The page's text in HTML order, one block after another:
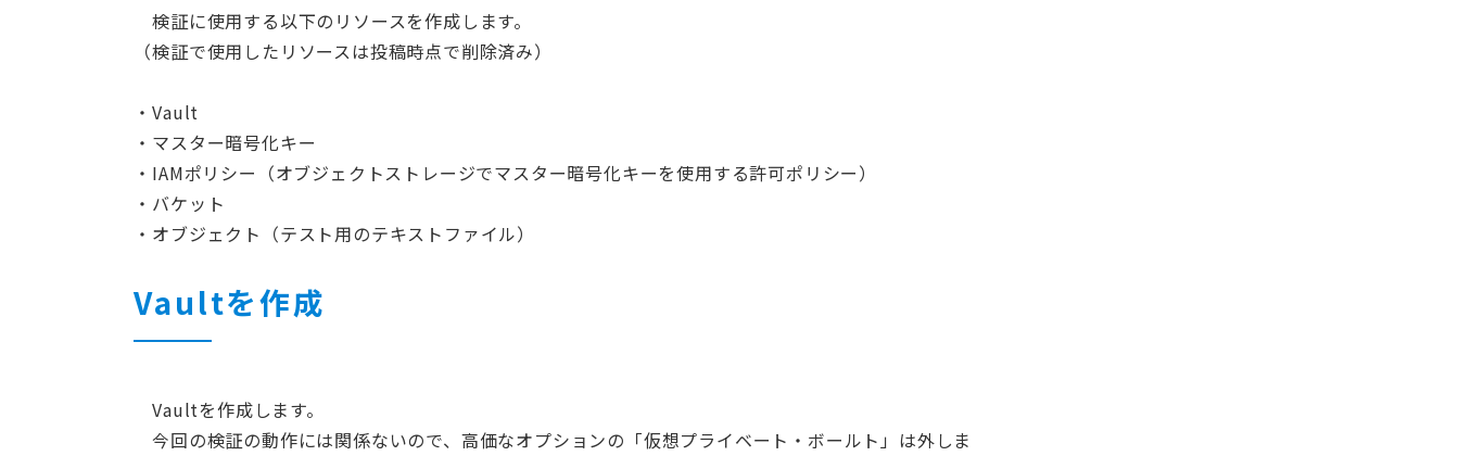
検証に使用する以下のリソースを作成します。
（検証で使用したリソースは投稿時点で削除済み）
Vault
マスター暗号化キー
IAMポリシー（オブジェクトストレージでマスター暗号化キーを使用する許可ポリシー）
バケット
オブジェクト（テスト用のテキストファイル）
Vaultを作成
Vaultを作成します。
今回の検証の動作には関係ないので、高価なオプションの「仮想プライベート・ボールト」は外しま